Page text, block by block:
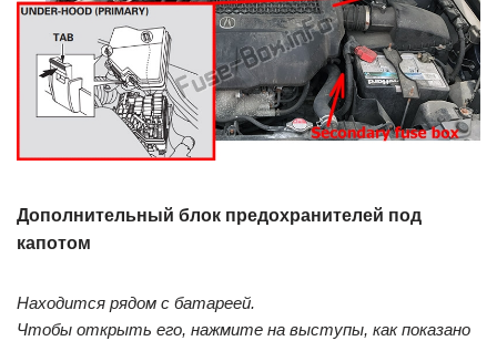
Дополнительный блок предохранителей под
капотом
Находится рядом с батареей.
Чтобы открыть его, нажмите на выступы, как показано